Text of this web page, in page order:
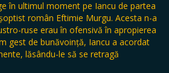
în ultimul moment pe Iancu de partea
român Eftimie Murgu. Acesta n-a
ruse erau în ofensivă în apropierea
gest de bunăvoință, Iancu a acordat
lăsându-le să se retragă